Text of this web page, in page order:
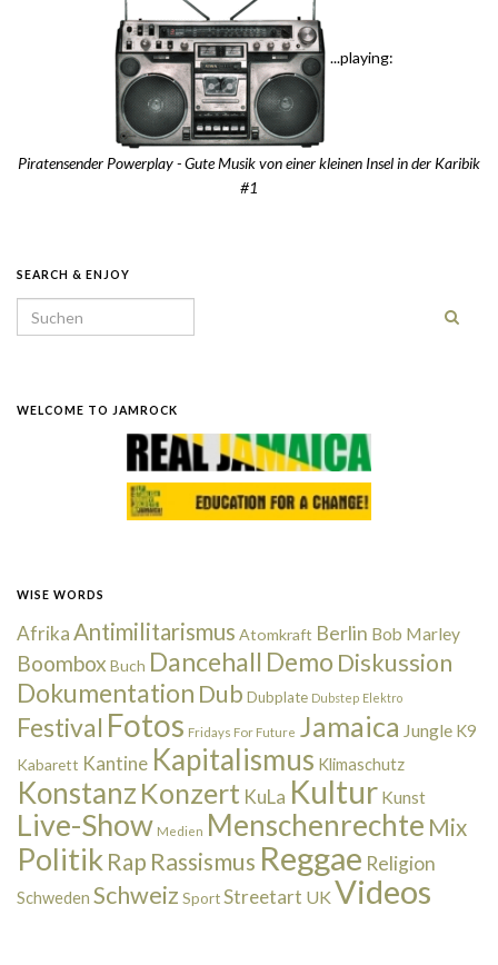
...playing:
Piratensender Powerplay - Gute Musik von einer kleinen Insel in der Karibik
#1
SEARCH & ENJOY
Search for:
WELCOME TO JAMROCK
WISE WORDS
AfrikaAntimilitarismus Atomkraft Berlin Bob Marley
Boombox Buch Dancehall Demo Diskussion
Dokumentation Dub Dubplate Dubstep Elektro
Festival Fotos Fridays For Future Jamaica Jungle K9
Kabarett Kantine Kapitalismus Klimaschutz
Konstanz Konzert KuLa Kultur Kunst
Live-Show Medien Menschenrechte Mix
Politik Rap Rassismus Reggae Religion
Schweden Schweiz SportStreetart UKVideos